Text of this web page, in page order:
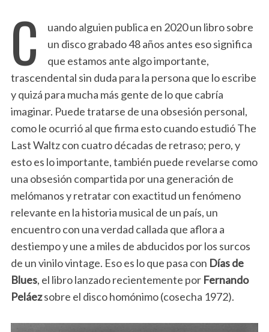
C
uando alguien publica en 2020 un libro sobre
un disco grabado 48 años antes eso significa
que estamos ante algo importante,
trascendental sin duda para la persona que lo escribe
y quizá para mucha más gente de lo que cabría
imaginar. Puede tratarse de una obsesión personal,
como le ocurrió al que firma esto cuando estudió The
Last Waltz con cuatro décadas de retraso; pero, y
esto es lo importante, también puede revelarse como
una obsesión compartida por una generación de
melómanos y retratar con exactitud un fenómeno
relevante en la historia musical de un país, un
encuentro con una verdad callada que aflora a
destiempo y une a miles de abducidos por los surcos
de un vinilo vintage. Eso es lo que pasa con Días de
Blues, el libro lanzado recientemente por Fernando
Peláezsobre el disco homónimo (cosecha 1972).